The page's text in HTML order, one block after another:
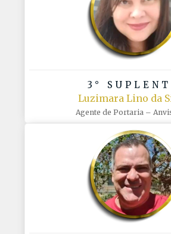
3°
Luzimara Lino da
Agente de Portaria –